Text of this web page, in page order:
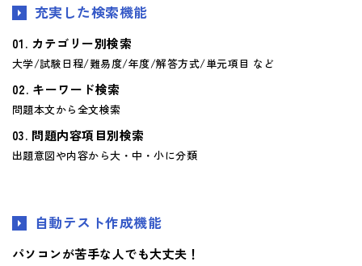
充実した検索機能
カテゴリー別検索
大学/試験日程/難易度/年度/解答方式/単元項目 など
キーワード検索
問題本文から全文検索
問題内容項目別検索
出題意図や内容から大・中・小に分類
自動テスト作成機能
パソコンが苦手な人でも大丈夫！